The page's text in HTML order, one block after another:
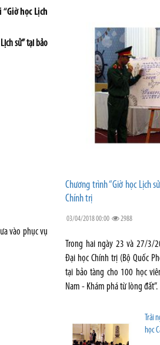
học Lịch
sử” tại bảo
vào phục vụ
Chương trình “Giờ học Lịch
Chính trị
03/04/2018 00:00 2988
Trong hai ngày 23 và 27/3/
Đại học Chính trị (Bộ Quốc
tại bảo tàng cho 100 học
Nam - Khám phá từ lòng đất”.
Trải
học